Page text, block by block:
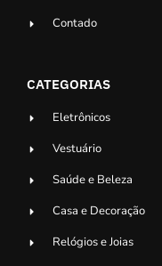
Contado
CATEGORIAS
Eletrônicos
Vestuário
Saúde e Beleza
Casa e Decoração
Relógios e Joias